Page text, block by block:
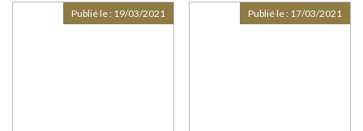
Publié le : 19/03/2021 Publié le : 17/03/2021